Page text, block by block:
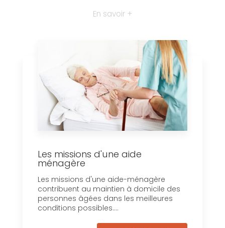
En savoir +
Les missions d'une aide
ménagère
Les missions d'une aide-ménagère
contribuent au maintien à domicile des
personnes âgées dans les meilleures
conditions possibles....